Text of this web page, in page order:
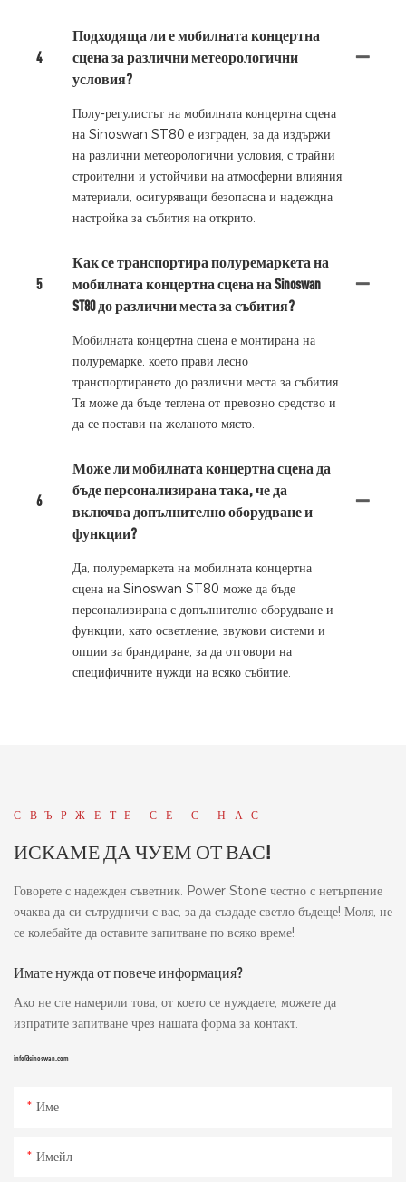
4
Подходяща ли е мобилната концертна
сцена за различни метеорологични
условия?
Полу-регулистът на мобилната концертна сцена
на Sinoswan ST80 е изграден, за да издържи
на различни метеорологични условия, с трайни
строителни и устойчиви на атмосферни влияния
материали, осигуряващи безопасна и надеждна
настройка за събития на открито.
5
Как се транспортира полуремаркета на
мобилната концертна сцена на Sinoswan
ST80 до различни места за събития?
Мобилната концертна сцена е монтирана на
полуремарке, което прави лесно
транспортирането до различни места за събития.
Тя може да бъде теглена от превозно средство и
да се постави на желаното място.
6
Може ли мобилната концертна сцена да
бъде персонализирана така, че да
включва допълнително оборудване и
функции?
Да, полуремаркета на мобилната концертна
сцена на Sinoswan ST80 може да бъде
персонализирана с допълнително оборудване и
функции, като осветление, звукови системи и
опции за брандиране, за да отговори на
специфичните нужди на всяко събитие.
СВЪРЖЕТЕ СЕ С НАС
ИСКАМЕ ДА ЧУЕМ ОТ ВАС!
Говорете с надежден съветник. Power Stone честно с нетърпение
очаква да си сътрудничи с вас, за да създаде светло бъдеще! Моля, не
се колебайте да оставите запитване по всяко време!
Имате нужда от повече информация?
Ако не сте намерили това, от което се нуждаете, можете да
изпратите запитване чрез нашата форма за контакт.
info@sinoswan.com
Име
Имейл